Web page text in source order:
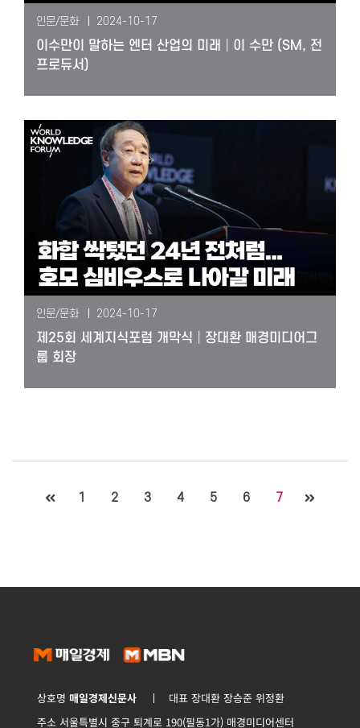
인문/문화 2024-10-17
이수만이 말하는 엔터 산업의 미래│이 수만 (SM, 전
프로듀서)
인문/문화 2024-10-17
제25회 세계지식포럼 개막식│장대환 매경미디어그
룹 회장
1 2 3 4 5 6 7
상호명매일경제신문사
대표 장대환 장승준 위정환
주소 서울특별시 중구 퇴계로 190(필동1가) 매경미디어센터